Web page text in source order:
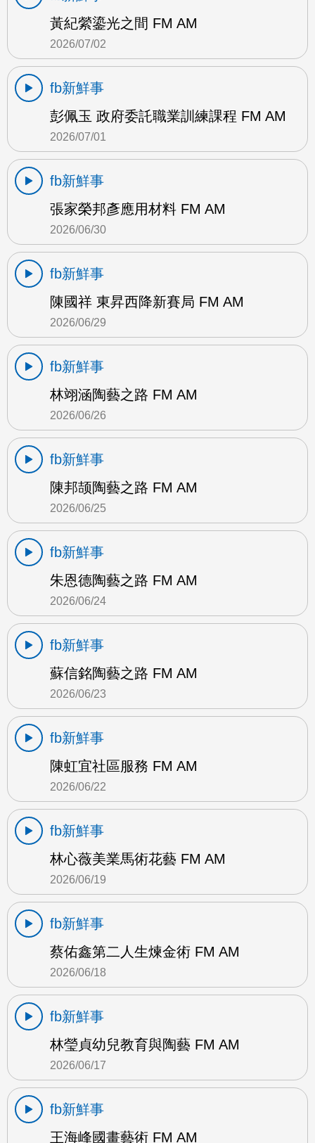
黃紀縈鎏光之間 FM AM
2026/07/02
fb新鮮事
彭佩玉 政府委託職業訓練課程 FM AM
2026/07/01
fb新鮮事
張家榮邦彥應用材料 FM AM
2026/06/30
fb新鮮事
陳國祥 東昇西降新賽局 FM AM
2026/06/29
fb新鮮事
林翊涵陶藝之路 FM AM
2026/06/26
fb新鮮事
陳邦颉陶藝之路 FM AM
2026/06/25
fb新鮮事
朱恩德陶藝之路 FM AM
2026/06/24
fb新鮮事
蘇信銘陶藝之路 FM AM
2026/06/23
fb新鮮事
陳虹宜社區服務 FM AM
2026/06/22
fb新鮮事
林心薇美業馬術花藝 FM AM
2026/06/19
fb新鮮事
蔡佑鑫第二人生煉金術 FM AM
2026/06/18
fb新鮮事
林瑩貞幼兒教育與陶藝 FM AM
2026/06/17
fb新鮮事
王海峰國畫藝術 FM AM